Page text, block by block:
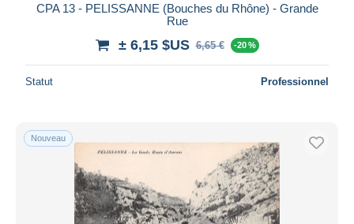
CPA 13 - PELISSANNE (Bouches du Rhône) - Grande
Rue
± 6,15 $US 6,65 € -20 %
Statut Professionnel
Nouveau